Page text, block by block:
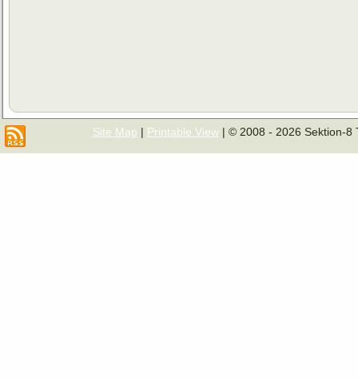
Site Map | Printable View| © 2008 - 2026 Sektion-8